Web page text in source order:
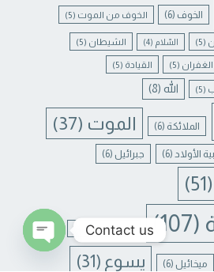
الخوف (6) الخوف من الموت (5)
(5) السّلام (4) الشيطان (5)
الغفران (5) القيادة (5)
(5) الله (8)
الملائكة (6) الموت (37)
الأولاد (6) جبرائيل (6)
(51)
(107) غفران الخطايا
ميخائيل (6) يسوع (31)
Contact us